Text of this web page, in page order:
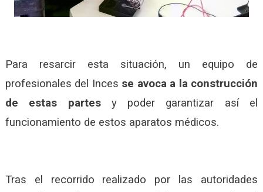
Para resarcir esta situación, un equipo de
profesionales del Inces se avoca a la construcción
de estas partes y poder garantizar así el
funcionamiento de estos aparatos médicos.
Tras el recorrido realizado por las autoridades